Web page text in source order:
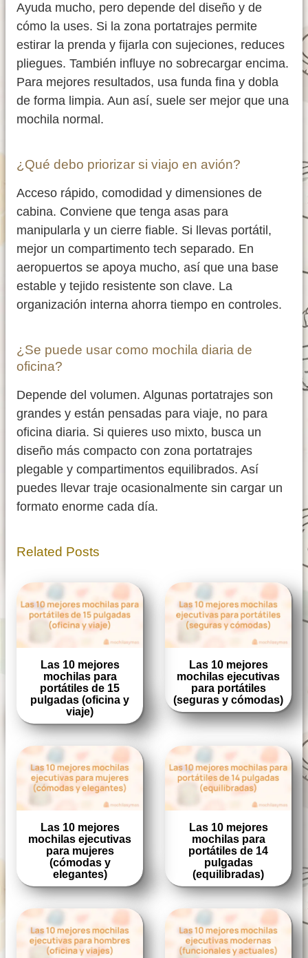
Ayuda mucho, pero depende del diseño y de
cómo la uses. Si la zona portatrajes permite
estirar la prenda y fijarla con sujeciones, reduces
pliegues. También influye no sobrecargar encima.
Para mejores resultados, usa funda fina y dobla
de forma limpia. Aun así, suele ser mejor que una
mochila normal.
¿Qué debo priorizar si viajo en avión?
Acceso rápido, comodidad y dimensiones de
cabina. Conviene que tenga asas para
manipularla y un cierre fiable. Si llevas portátil,
mejor un compartimento tech separado. En
aeropuertos se apoya mucho, así que una base
estable y tejido resistente son clave. La
organización interna ahorra tiempo en controles.
¿Se puede usar como mochila diaria de
oficina?
Depende del volumen. Algunas portatrajes son
grandes y están pensadas para viaje, no para
oficina diaria. Si quieres uso mixto, busca un
diseño más compacto con zona portatrajes
plegable y compartimentos equilibrados. Así
puedes llevar traje ocasionalmente sin cargar un
formato enorme cada día.
Related Posts
Las 10 mejores
mochilas para
portátiles de 15
pulgadas (oficina y
viaje)
Las 10 mejores
mochilas ejecutivas
para portátiles
(seguras y cómodas)
Las 10 mejores
mochilas ejecutivas
para mujeres
(cómodas y
elegantes)
Las 10 mejores
mochilas para
portátiles de 14
pulgadas
(equilibradas)